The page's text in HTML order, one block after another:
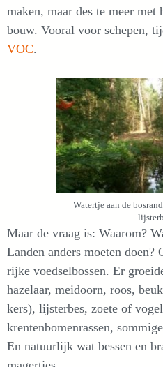
maken, maar des te meer
bouw. Vooral voor schepen,
VOC.
Watertje aan de
Maar de vraag is: Waarom?
Landen anders moeten doen?
rijke voedselbossen. Er
hazelaar, meidoorn, roos,
kers), lijsterbes, zoete of
krentenbomenrassen,
En natuurlijk wat bessen en